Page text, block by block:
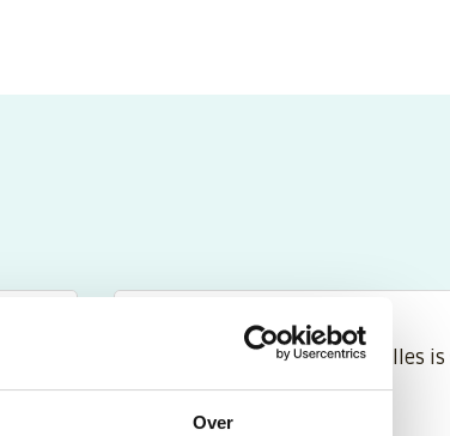
Over
helpt ook bij het reguleren van je bloeddruk. Een
Een zeer uitstekend bedrijf. Alles
van hoge kwaliteit.